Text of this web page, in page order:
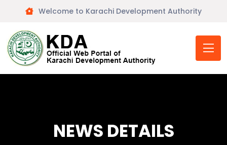
Welcome to Karachi Development Authority
NEWS DETAILS